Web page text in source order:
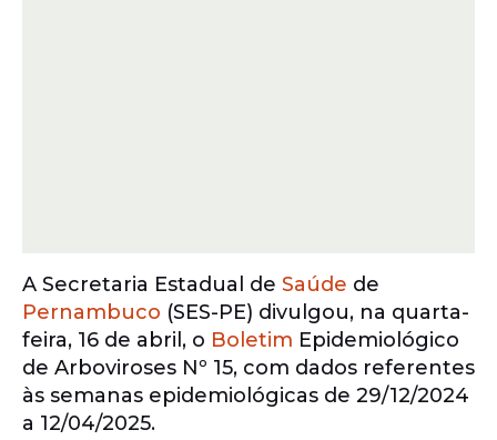
A Secretaria Estadual de Saúde de
Pernambuco (SES-PE) divulgou, na quarta-
feira, 16 de abril, o Boletim Epidemiológico
de Arboviroses Nº 15, com dados referentes
às semanas epidemiológicas de 29/12/2024
a 12/04/2025.